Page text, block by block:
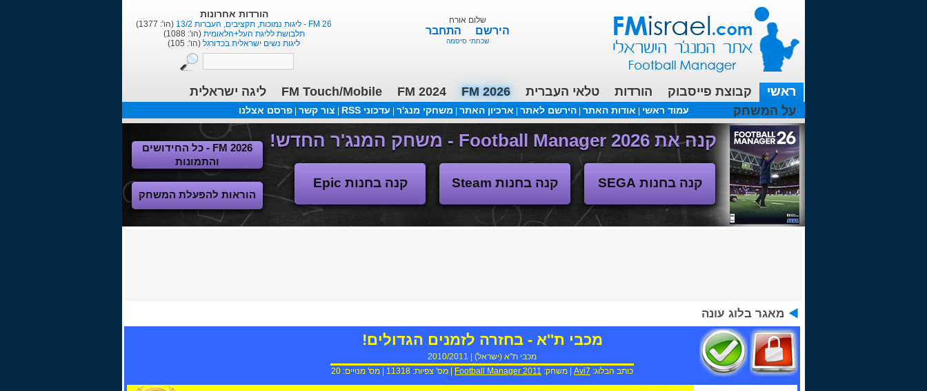
הורדות אחרונות
FM 26 - ליגות נמוכות, תקציבים, העברות 13/2
(הו': 1377)
תלבושת לליגת העל+הלאומית(הו': 1088)
ליגות נשים ישראלית בכדורגל (הו': 105)
שלום אורח
הירשם התחבר
שכחתי סיסמה
ראשי קבוצת פייסבוק הורדות טלאי העברית FM 2026
FM 2024
FM Touch/Mobile
ליגה ישראלית
על המשחק
עמוד ראשי אודות האתר |הירשם לאתר ארכיון האתר משחקי מנג'ר עדכוני RSS צור קשר פרסם אצלנו
עכשיו בפורומים:מנג'ר 2010 - טבלת הליגה
קנה את Football Manager 2026 - משחק המנג'ר החדש!
קנה בחנות SEGA קנה בחנות Steam קנה בחנות Epic
FM 2026 - כל החידושים
והתמונות
הוראות להפעלת המשחק
מאגר בלוג עונה
מכבי ת''א - בחזרה לזמנים הגדולים!
מכבי ת''א (ישראל) |
2010/2011
כותב הבלוג: Avi7 | משחק: Football Manager 2011 | מס' צפיות: 11318 | מס' מנויים: 20